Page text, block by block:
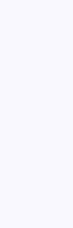
TGV
Gare à
Les
🏰
:
dessinée, la
l'image, Le
contemporain
d'Angoulême,
: église
: sites
:
: église
Barbezieux-St-